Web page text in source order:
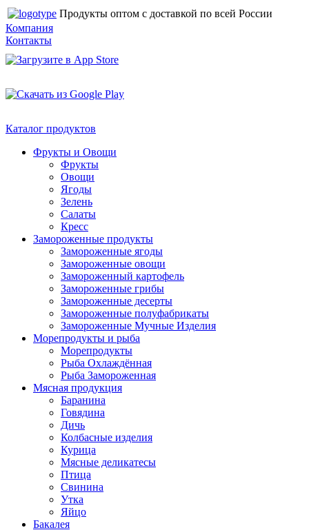
Продукты оптом с доставкой по всей России
Компания
Контакты
Каталог продуктов
Фрукты и Овощи
Фрукты
Овощи
Ягоды
Зелень
Салаты
Кресс
Замороженные продукты
Замороженные ягоды
Замороженные овощи
Замороженный картофель
Замороженные грибы
Замороженные десерты
Замороженные полуфабрикаты
Замороженные Мучные Изделия
Морепродукты и рыба
Морепродукты
Рыба Охлаждённая
Рыба Замороженная
Мясная продукция
Баранина
Говядина
Дичь
Колбасные изделия
Курица
Мясные деликатесы
Птица
Свинина
Утка
Яйцо
Бакалея